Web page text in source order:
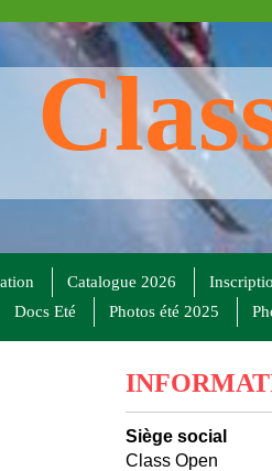
Catalogue 2026
Docs Eté Photos été 2025
Siège social
Class Open